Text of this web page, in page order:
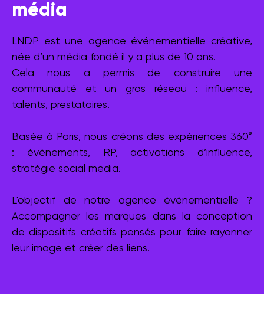
média
LNDP est une agence événementielle créative,
née d’un média fondé il y a plus de 10 ans.
Cela nous a permis de construire une
communauté et un gros réseau : influence,
talents, prestataires.
Basée à Paris, nous créons des expériences 360°
: événements, RP, activations d’influence,
stratégie social media.
L'objectif de notre agence événementielle ?
Accompagner les marques dans la conception
de dispositifs créatifs pensés pour faire rayonner
leur image et créer des liens.